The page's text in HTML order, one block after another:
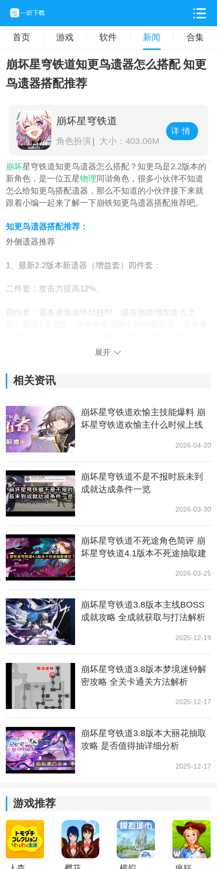
首页 游戏 软件 新闻 合集
崩坏星穹铁道知更鸟遗器怎么搭配 知更
鸟遗器搭配推荐
崩坏星穹铁道
角色扮演 大小：403.06M
详情
崩坏星穹铁道知更鸟遗器怎么搭配？知更鸟是2.2版本的
新角色，是一位五星物理同谐角色，很多小伙伴不知道
怎么给知更鸟搭配遗器，那么不知道的小伙伴接下来就
跟着小编一起来了解一下崩铁知更鸟遗器搭配推荐吧。
知更鸟遗器搭配推荐：
外侧遗器推荐
1、最新2.2版本新遗器（增益套）四件套：
二件套：攻击力提高12%。
四件套：装备者施放终结技时，或在施放增加攻击之
2、野穗伴行的快枪手+幽锁深牢的系囚的2+2
知更鸟自身会所速率因此提高攻击力可以进一步提高团
队里的伤害，增强协助效果。
内圈遗器推荐
使装备者的效果抵御提高10%。当装备者的效果抵御大于
等于30%时，我方全体暴伤提高10%。
2、生命的翁瓦克
使装备者的能量恢复效率提高5%。当装备者的速率大于
等于120时，进入战斗时立刻使行动提早40%。
展开
相关资讯
崩坏星穹铁道欢愉主技能爆料 崩
坏星穹铁道欢愉主什么时候上线
2026-04-20
崩坏星穹铁道不是不报时辰未到
成就达成条件一览
2026-03-30
崩坏星穹铁道不死途角色简评 崩
坏星穹铁道4.1版本不死途抽取建
2026-03-25
崩坏星穹铁道3.8版本主线BOSS
成就攻略 全成就获取与打法解析
2025-12-19
崩坏星穹铁道3.8版本梦境迷钟解
密攻略 全关卡通关方法解析
2025-12-17
崩坏星穹铁道3.8版本大丽花抽取
攻略 是否值得抽详细分析
2025-12-17
游戏推荐